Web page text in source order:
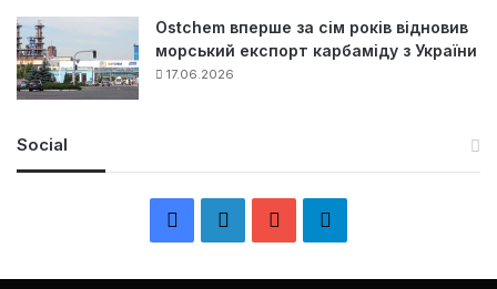
Ostchem вперше за сім років відновив
морський експорт карбаміду з України
17.06.2026
Social